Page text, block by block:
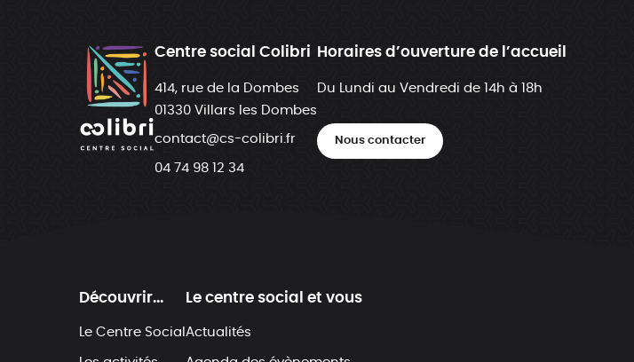
Centre social Colibri
414, rue de la Dombes
01330 Villars les Dombes
contact@cs-colibri.fr
04 74 98 12 34
Horaires d’ouverture de l’accueil
Du Lundi au Vendredi de 14h à 18h
Nous contacter
Découvrir...
Le Centre Social
Le centre social et vous
Actualités